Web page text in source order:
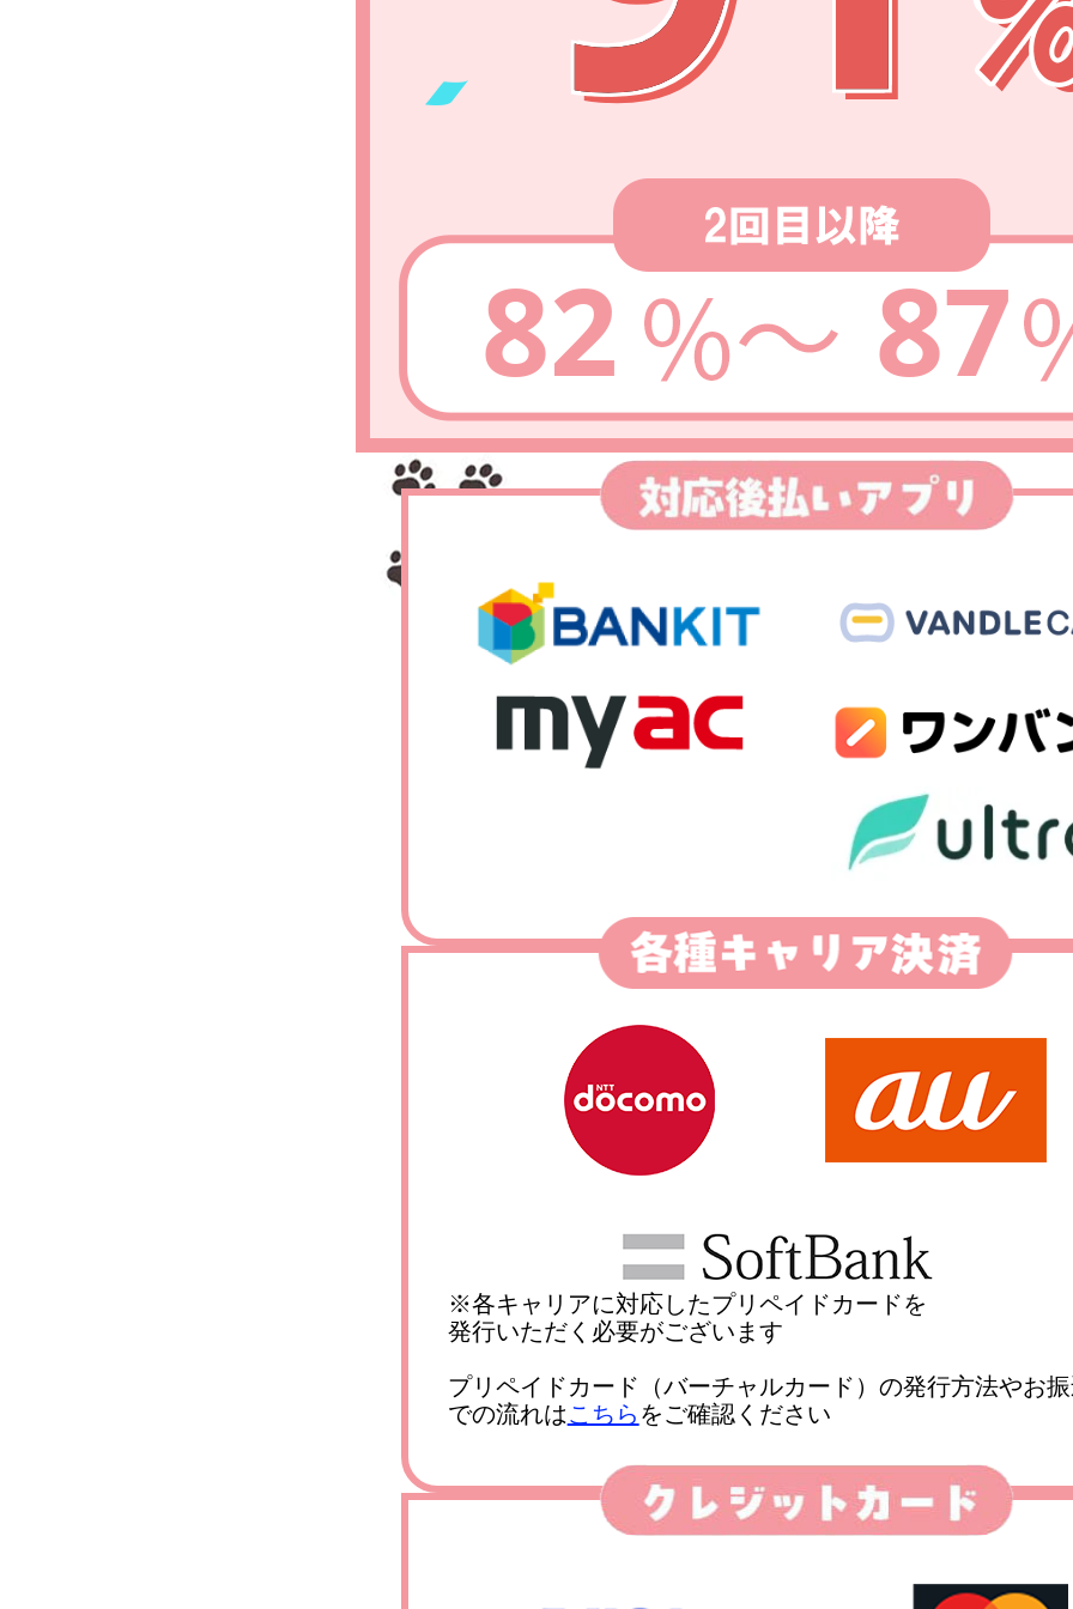
82 87
※各キャリアに対応したプリペイドカードを
発行いただく必要がございます
プリペイドカード（バーチャルカード）の発行方法やお
での流れはこちら をご確認ください